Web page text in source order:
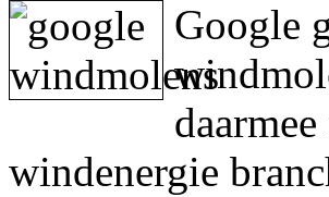
Google
windenergie